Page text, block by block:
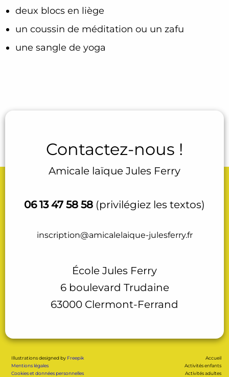
deux blocs en liège
un coussin de méditation ou un zafu
une sangle de yoga
Contactez-nous !
Amicale laïque Jules Ferry
06 13 47 58 58 (privilégiez les textos)
inscription@amicalelaique-julesferry.fr
École Jules Ferry
6 boulevard Trudaine
63000 Clermont-Ferrand
Illustrations designed by Freepik
Mentions légales
Cookies et données personnelles
Accueil
Activités enfants
Activités adultes